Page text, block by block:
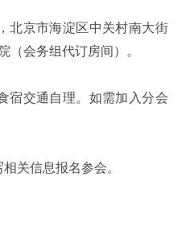
北京市海淀区中关村南大街
（会务组代订房间）。
宿交通自理。如需加入分会
关信息报名参会。